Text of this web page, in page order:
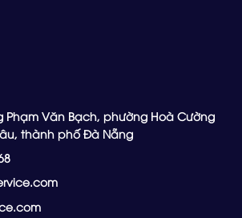
Phạm Văn Bạch, phường Hoà Cường
thành phố Đà Nẵng